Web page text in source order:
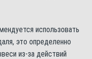
использовать
это определенно
из-за действий